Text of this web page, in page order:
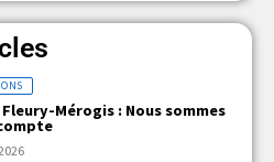
Fleury-Mérogis : Nous sommes